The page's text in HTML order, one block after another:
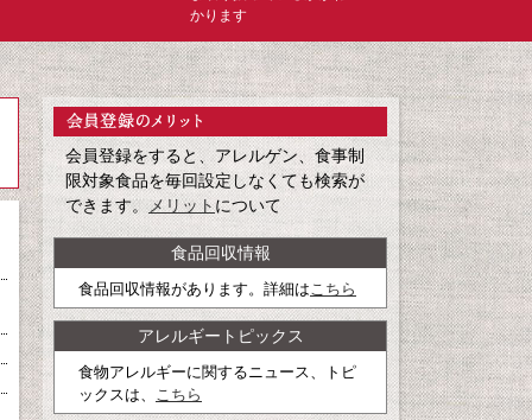
かります
会員登録をすると、アレルゲン、食事制
限対象食品を毎回設定しなくても検索が
できます。メリットについて
食品回収情報
食品回収情報があります。詳細は こちら
アレルギートピックス
食物アレルギーに関するニュース、トピ
ックスは、
こちら